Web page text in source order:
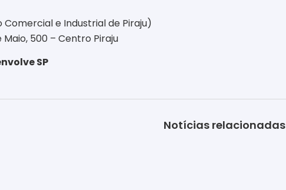
Comercial e Industrial de Piraju)
Maio, 500 – Centro Piraju
SP
Notícias relacionadas